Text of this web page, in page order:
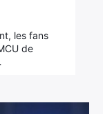
les fans
de